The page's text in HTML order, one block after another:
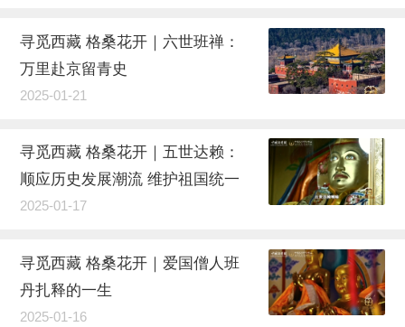
寻觅西藏 格桑花开｜六世班禅：
万里赴京留青史
2025-01-21
寻觅西藏 格桑花开｜五世达赖：
顺应历史发展潮流 维护祖国统一
2025-01-17
寻觅西藏 格桑花开｜爱国僧人班
丹扎释的一生
2025-01-16